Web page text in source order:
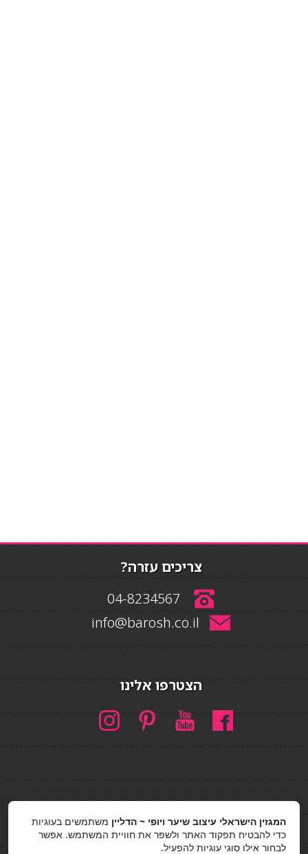
צריכים עזרה?
04-8234567
info@barosh.co.il
הצטרפו אלינו
חיפוש
חיפוש
כסאות בר
המגזין הישראלי עיצוב שיער ויופי ~ הדליין משתמשים בעוגיות
כדי להבטיח תפקוד האתר ולשפר את חוויית המשתמש. אפשר
לבחור אילו סוגי עוגיות להפעיל.